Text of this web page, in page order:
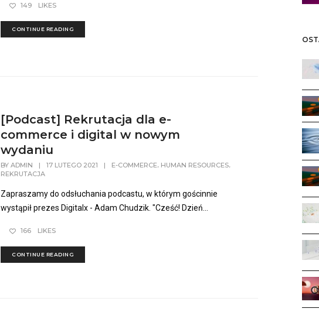
149 LIKES
CONTINUE READING
[Podcast] Rekrutacja dla e-
commerce i digital w nowym
wydaniu
BYADMIN | 17 LUTEGO 2021 | E-COMMERCE HUMAN RESOURCES
REKRUTACJA
Zapraszamy do odsłuchania podcastu, w którym gościnnie
wystąpił prezes Digitalx - Adam Chudzik. "Cześć! Dzień...
166 LIKES
CONTINUE READING